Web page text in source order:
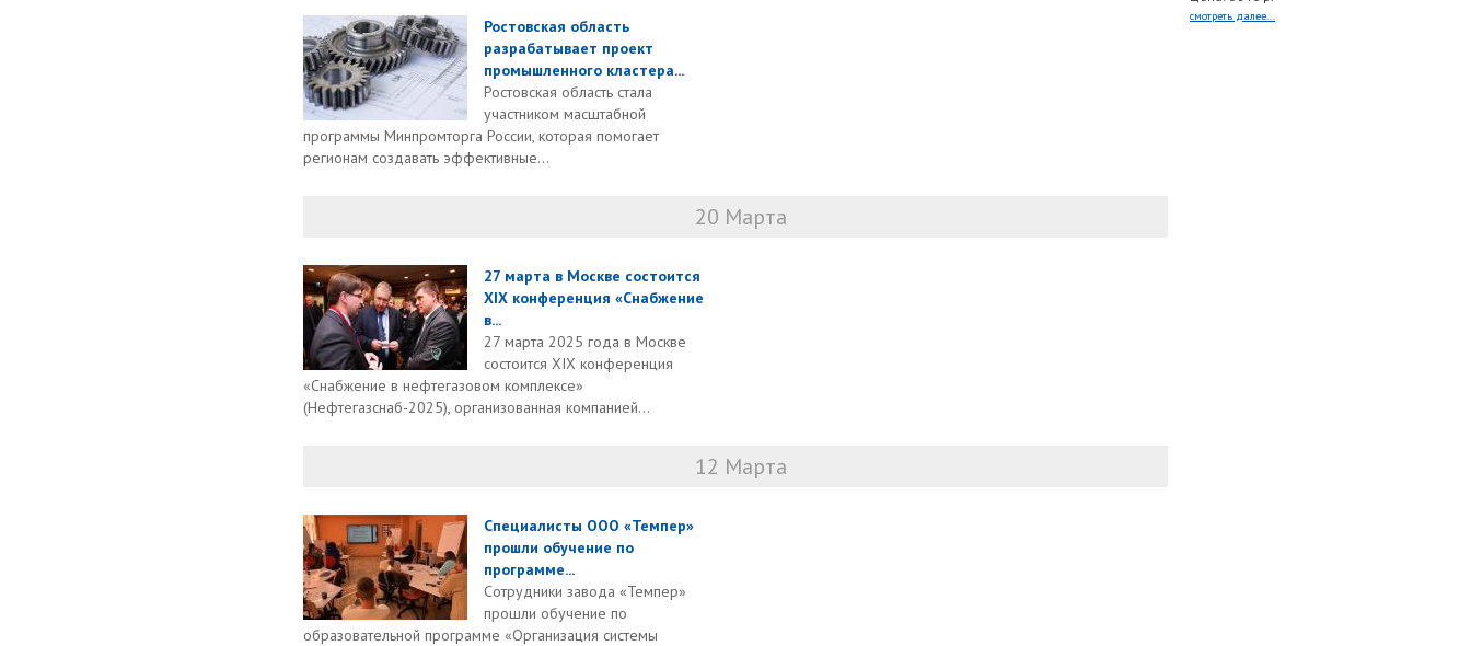
Ростовская область
разрабатывает проект
промышленного кластера...
Ростовская область стала
участником масштабной
программы Минпромторга России, которая помогает
регионам создавать эффективные...
20 Марта
27 марта в Москве состоится
XIX конференция «Снабжение
в...
27 марта 2025 года в Москве
состоится XIX конференция
«Снабжение в нефтегазовом комплексе»
(Нефтегазснаб-2025), организованная компанией...
12 Марта
Специалисты ООО «Темпер»
прошли обучение по
программе...
Cотрудники завода «Темпер»
прошли обучение по
образовательной программе «Организация системы
смотреть далее...